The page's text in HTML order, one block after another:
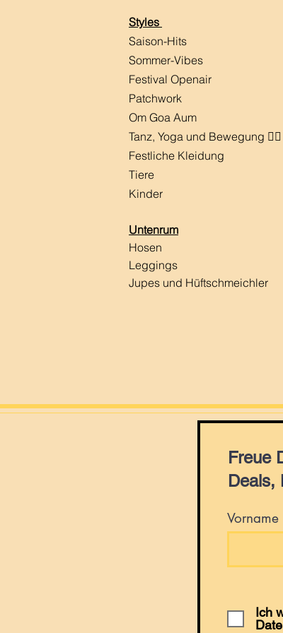
Styles
Saison-Hits
​Sommer-Vibes
Festival Openair
Patchwork
Om Goa Aum
Tanz, Yoga und Bewegung 🧘‍♀️
Festliche Kleidung
Tiere
Kinder
Untenrum
Hosen
Leggings
Jupes und Hüftschmeichler
Freue
Deals,
Vorname
Ich